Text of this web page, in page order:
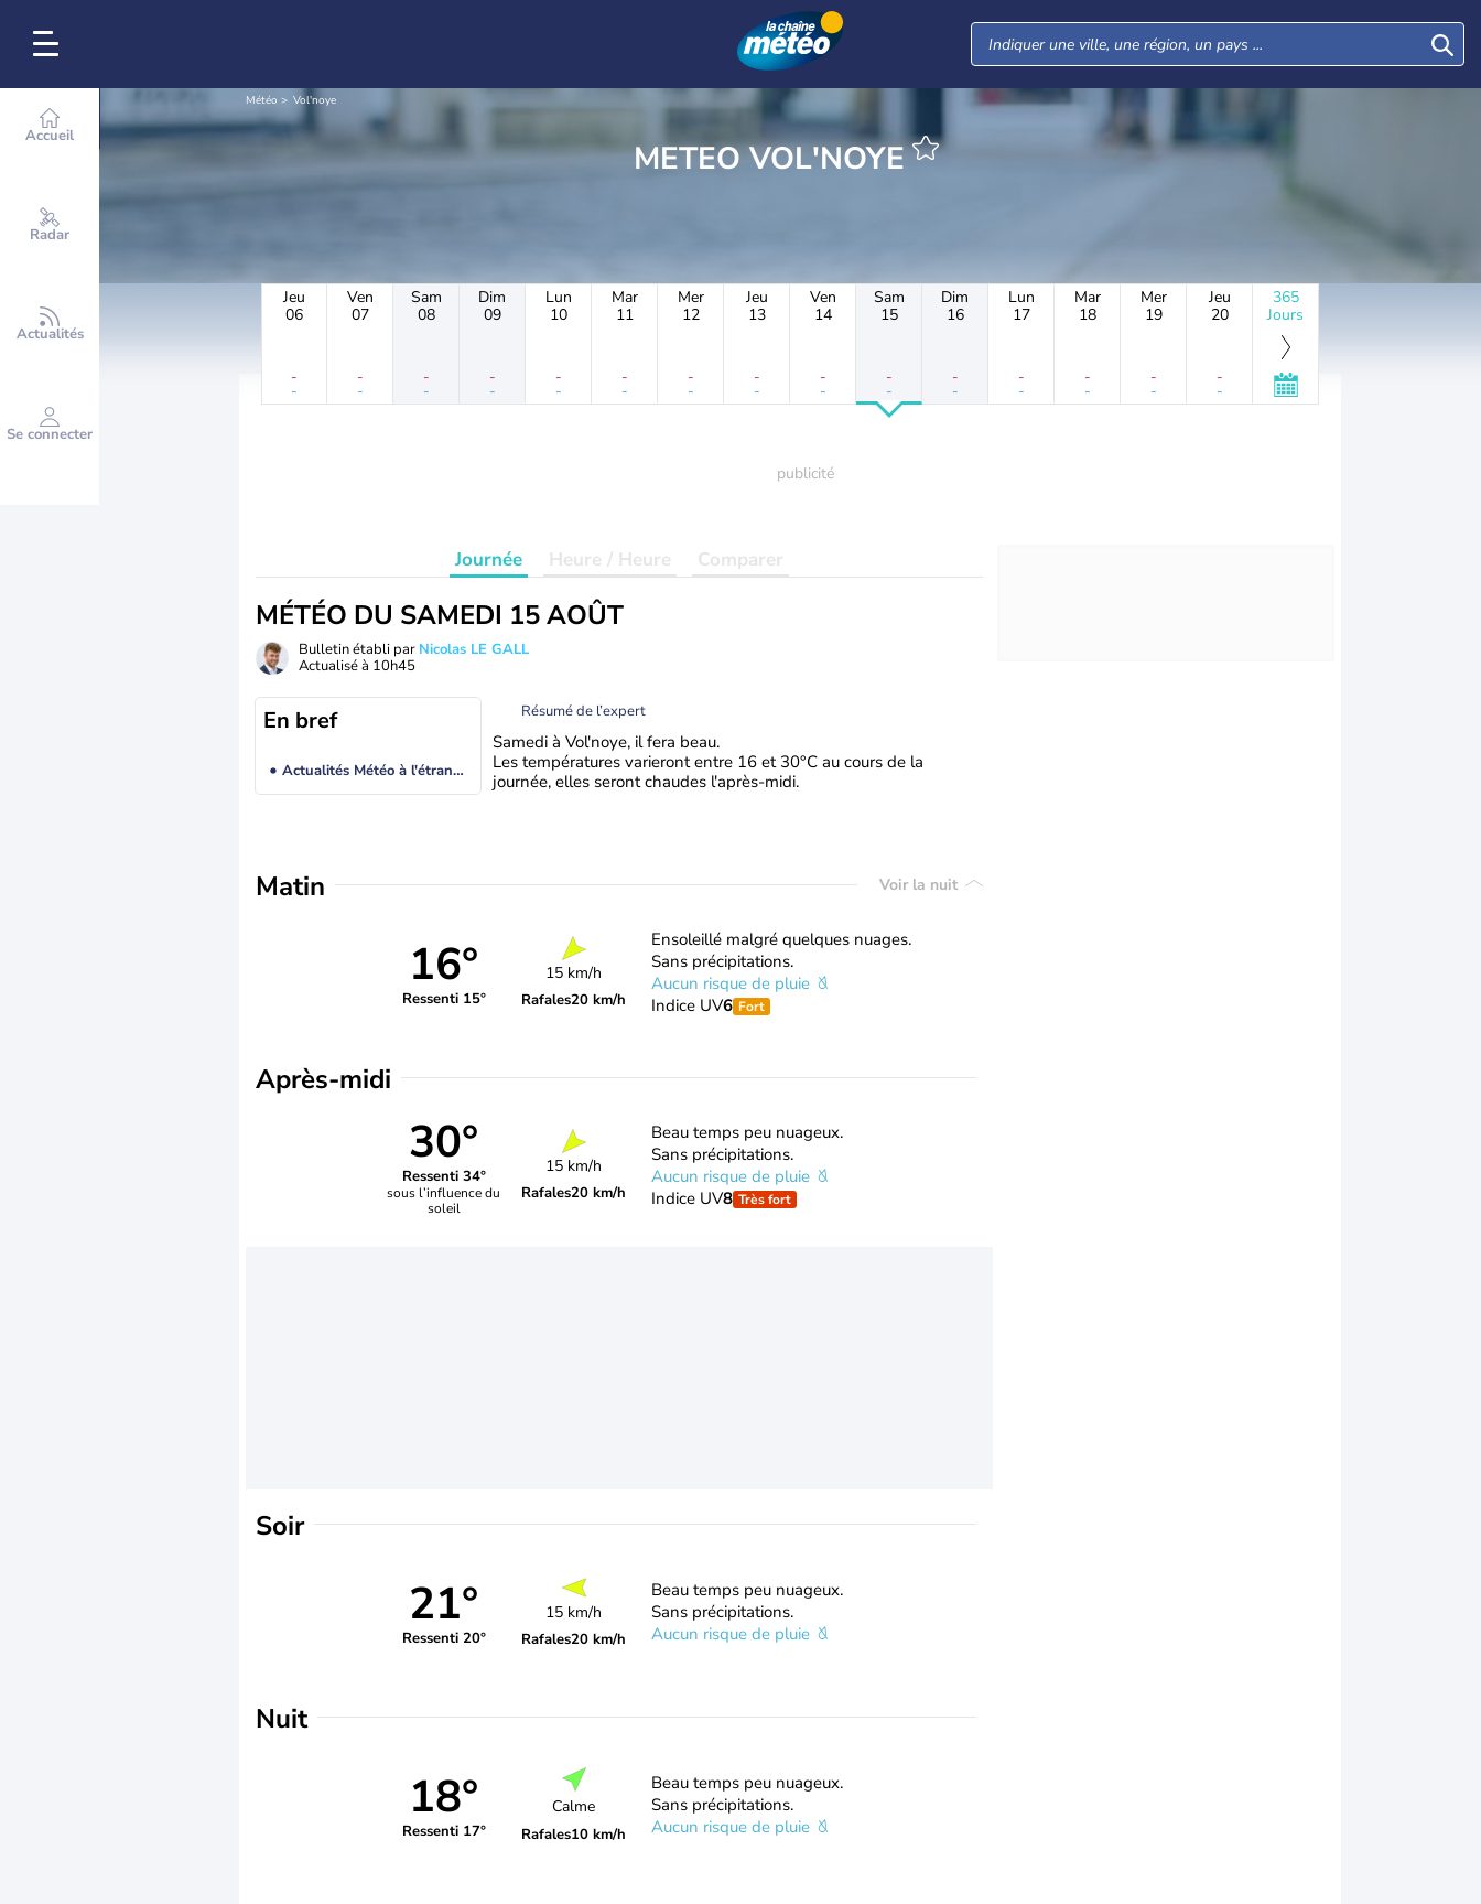
Accueil
Radar
Actualités
Se connecter
Météo Vol'noye
METEO VOL'NOYE
Jeu
06
-
-
Ven
07
-
-
Sam
08
-
-
Dim
09
-
-
Lun
10
-
-
Mar
11
-
-
Mer
12
-
-
Jeu
13
-
-
Ven
14
-
-
Sam
15
-
-
Dim
16
-
-
Lun
17
-
-
Mar
18
-
-
Mer
19
-
-
Jeu
20
-
-
365
Jours
Journée Heure / Heure Comparer
MÉTÉO DU SAMEDI 15 AOÛT
Bulletin établi par Nicolas LE GALL
Actualisé à 10h45
En bref
Actualités Météo à l'étranger
Résumé de l’expert
Samedi à Vol'noye, il fera beau.
Les températures varieront entre 16 et 30°C au cours de la
journée, elles seront chaudes l'après-midi.
Matin Voir la nuit
16°
Ressenti 15°
15 km/h
Rafales20 km/h
Ensoleillé malgré quelques nuages.
Sans précipitations.
Aucun risque de pluie
Indice UV6 Fort
Après-midi
30°
Ressenti 34°
sous l’influence du
soleil
15 km/h
Rafales20 km/h
Beau temps peu nuageux.
Sans précipitations.
Aucun risque de pluie
Indice UV8 Très fort
Soir
21°
Ressenti 20°
15 km/h
Rafales20 km/h
Beau temps peu nuageux.
Sans précipitations.
Aucun risque de pluie
Nuit
18°
Ressenti 17°
Calme
Rafales10 km/h
Beau temps peu nuageux.
Sans précipitations.
Aucun risque de pluie